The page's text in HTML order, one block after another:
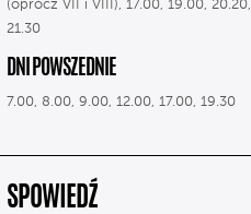
(oprócz VII i VIII), 17.00, 19.00, 20.20,
21.30
DNI POWSZEDNIE
7.00, 8.00, 9.00, 12.00, 17.00, 19.30
SPOWIEDŹ